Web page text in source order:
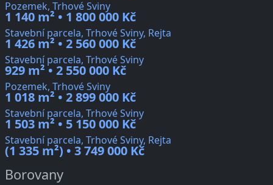
Pozemek, Trhové Sviny
1 140 m² • 1 800 000 Kč
Stavební parcela, Trhové Sviny, Rejta
1 426 m² • 2 560 000 Kč
Stavební parcela, Trhové Sviny
929 m² • 2 550 000 Kč
Pozemek, Trhové Sviny
1 018 m² • 2 899 000 Kč
Stavební parcela, Trhové Sviny
1 503 m² • 5 150 000 Kč
Stavební parcela, Trhové Sviny, Rejta
(1 335 m²) • 3 749 000 Kč
Borovany